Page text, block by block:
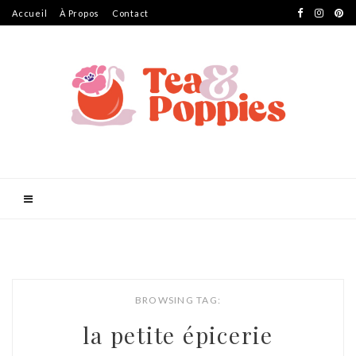
Accueil À Propos Contact
BROWSING TAG:
la petite épicerie